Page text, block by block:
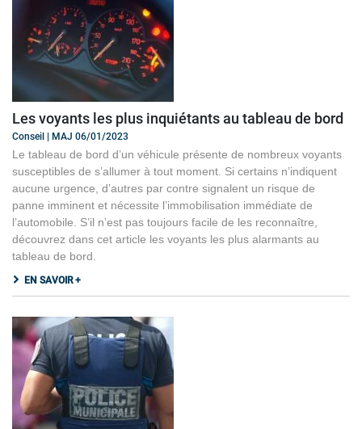
Les voyants les plus inquiétants au tableau de bord
Conseil | MAJ 06/01/2023
Le tableau de bord d’un véhicule présente de nombreux voyants
susceptibles de s’allumer à tout moment. Si certains n’indiquent
aucune urgence, d’autres par contre signalent un risque de
panne imminent et nécessite l’immobilisation immédiate de
l’automobile. S’il n’est pas toujours facile de les reconnaître,
découvrez dans cet article les voyants les plus alarmants au
tableau de bord.
EN SAVOIR +